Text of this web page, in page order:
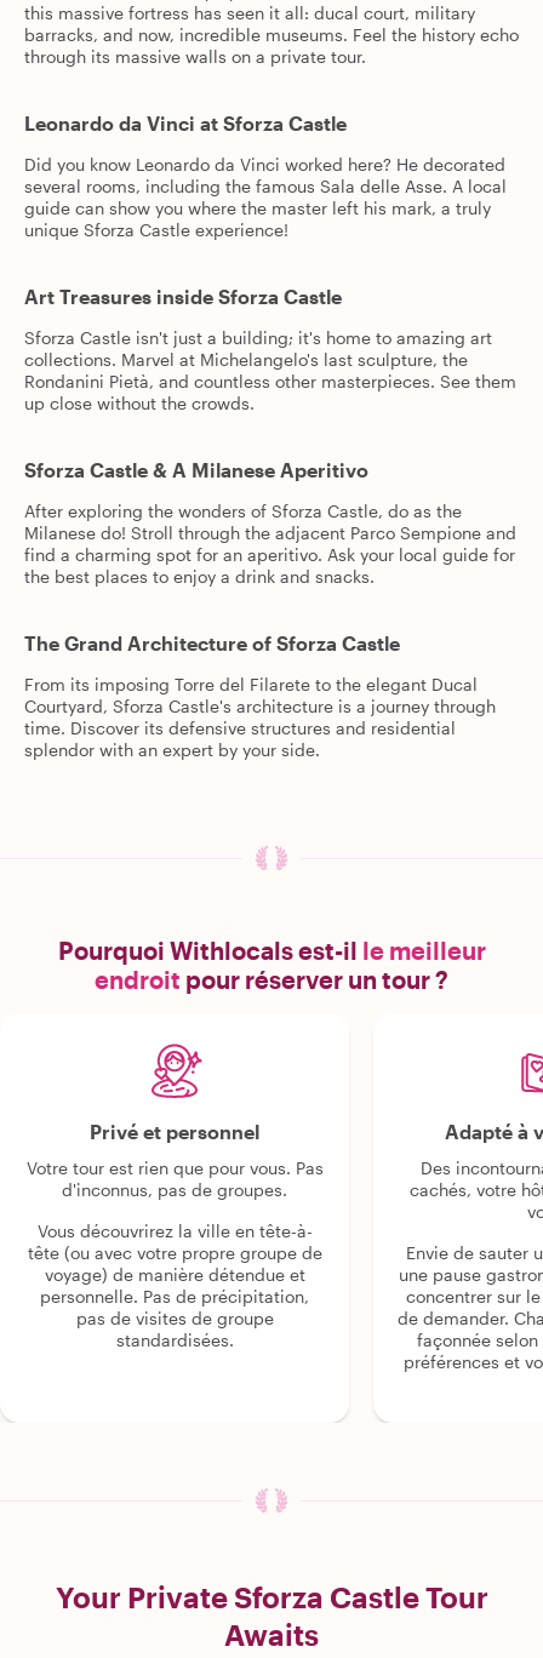
this massive fortress has seen it all: ducal court, military
barracks, and now, incredible museums. Feel the history echo
through its massive walls on a private tour.
Leonardo da Vinci at Sforza Castle
Did you know Leonardo da Vinci worked here? He decorated
several rooms, including the famous Sala delle Asse. A local
guide can show you where the master left his mark, a truly
unique Sforza Castle experience!
Art Treasures inside Sforza Castle
Sforza Castle isn't just a building; it's home to amazing art
collections. Marvel at Michelangelo's last sculpture, the
Rondanini Pietà, and countless other masterpieces. See them
up close without the crowds.
Sforza Castle & A Milanese Aperitivo
After exploring the wonders of Sforza Castle, do as the
Milanese do! Stroll through the adjacent Parco Sempione and
find a charming spot for an aperitivo. Ask your local guide for
the best places to enjoy a drink and snacks.
The Grand Architecture of Sforza Castle
From its imposing Torre del Filarete to the elegant Ducal
Courtyard, Sforza Castle's architecture is a journey through
time. Discover its defensive structures and residential
splendor with an expert by your side.
Pourquoi Withlocals est-il le meilleur
endroit pour réserver un tour ?
Privé et personnel
Votre tour est rien que pour vous. Pas
d'inconnus, pas de groupes.
Vous découvrirez la ville en tête-à-
tête (ou avec votre propre groupe de
voyage) de manière détendue et
personnelle. Pas de précipitation,
pas de visites de groupe
standardisées.
Adapté à
Des
cachés, votre
Envie de sauter
une pause
concentrer sur
de demander.
façonnée
préférences et
Your Private Sforza Castle Tour
Awaits